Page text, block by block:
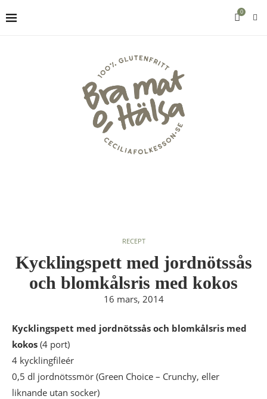
0
RECEPT
Kycklingspett med jordnötssås
och blomkålsris med kokos
16 mars, 2014
Kycklingspett med jordnötssås och blomkålsris med
kokos (4 port)
4 kycklingfileér
0,5 dl jordnötssmör (Green Choice – Crunchy, eller
liknande utan socker)